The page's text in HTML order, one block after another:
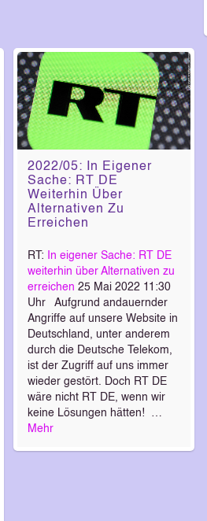
2022/05: In Eigener
Sache: RT DE
Weiterhin Über
Alternativen Zu
Erreichen
RT: In eigener Sache: RT DE
weiterhin über Alternativen zu
erreichen 25 Mai 2022 11:30
Uhr Aufgrund andauernder
Angriffe auf unsere Website in
Deutschland, unter anderem
durch die Deutsche Telekom,
ist der Zugriff auf uns immer
wieder gestört. Doch RT DE
wäre nicht RT DE, wenn wir
keine Lösungen hätten! …
Mehr